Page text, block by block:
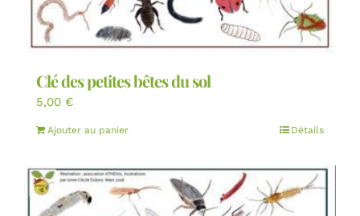
Clé des petites bêtes du sol
5,00 €
Ajouter au panier Détails